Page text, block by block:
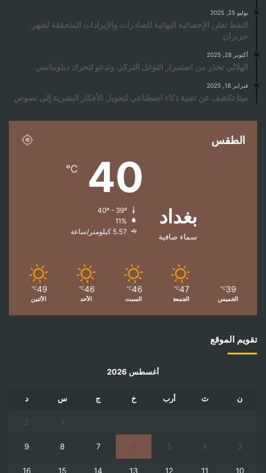
يوليو 25, 2025
النفط تعلن الإحصائية النهائية للصادرات والإيرادات المتحققة لشهر
حزيران
أكتوبر 28, 2025
الهلالي تحذر من استمرار التوغل التركي وتدعو لتحرك دبلوماسي
فبراير 18, 2025
ميتا تكشف عن تقنية ذكاء اصطناعي لتحويل الأفكار البشرية إلى نصوص
الطقس
بغداد
سماء صافية
40
℃
11%
5.57 كيلومتر/ساعة
39
℃
الخميس
47
℃
الجمعة
46
℃
السبت
46
℃
الأحد
49
℃
الأثنين
تقويم الموقع
أغسطس 2026
ن ث أرب خ ج س د
1
2
3
4
5
6
7
8
9
10
11
12
13
14
15
16